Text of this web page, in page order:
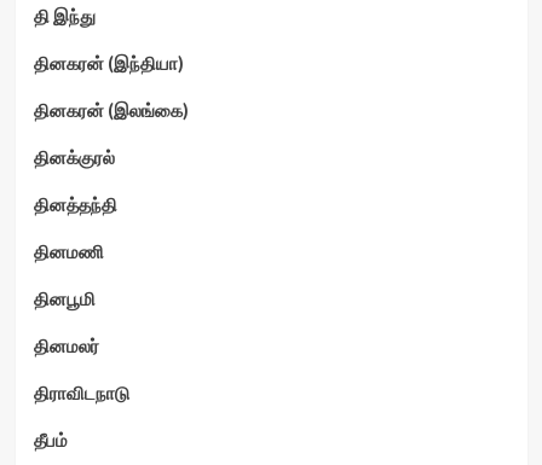
தி இந்து
தினகரன் (இந்தியா)
தினகரன் (இலங்கை)
தினக்குரல்
தினத்தந்தி
தினமணி
தினபூமி
தினமலர்
திராவிடநாடு
தீபம்